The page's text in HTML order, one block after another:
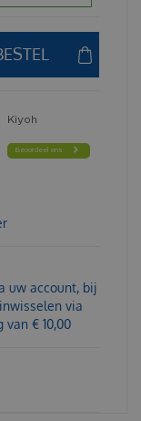
uw account, bij
via
€ 10,00